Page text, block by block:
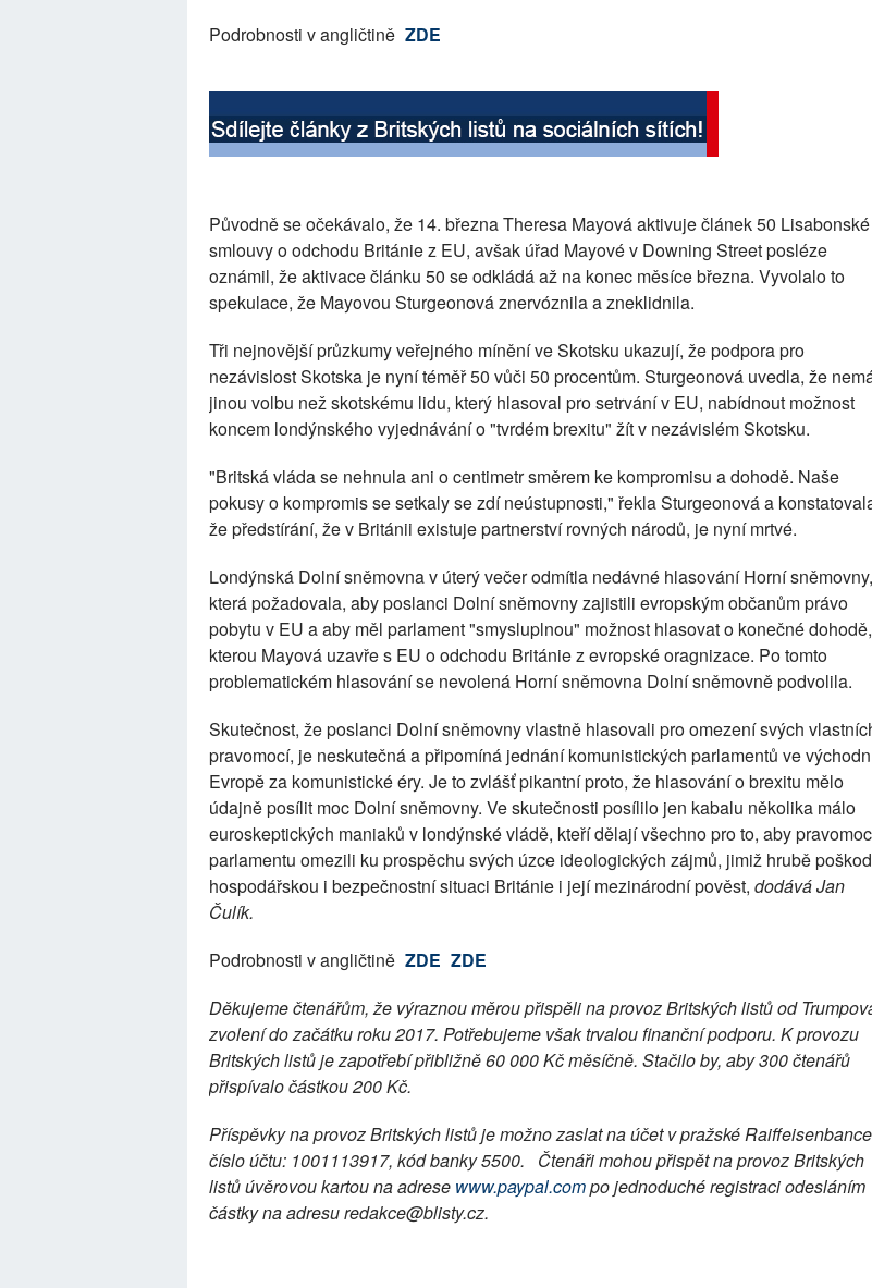
Podrobnosti v angličtině ZDE
Původně se očekávalo, že 14. března Theresa Mayová aktivuje článek 50 Lisabonské
smlouvy o odchodu Británie z EU, avšak úřad Mayové v Downing Street posléze
oznámil, že aktivace článku 50 se odkládá až na konec měsíce března. Vyvolalo to
spekulace, že Mayovou Sturgeonová znervóznila a zneklidnila.
Tři nejnovější průzkumy veřejného mínění ve Skotsku ukazují, že podpora pro
nezávislost Skotska je nyní téměř 50 vůči 50 procentům. Sturgeonová uvedla, že
jinou volbu než skotskému lidu, který hlasoval pro setrvání v EU, nabídnout možnost
koncem londýnského vyjednávání o "tvrdém brexitu" žít v nezávislém Skotsku.
"Britská vláda se nehnula ani o centimetr směrem ke kompromisu a dohodě. Naše
pokusy o kompromis se setkaly se zdí neústupnosti," řekla Sturgeonová a
že předstírání, že v Británii existuje partnerství rovných národů, je nyní mrtvé.
Londýnská Dolní sněmovna v úterý večer odmítla nedávné hlasování Horní sněmovny,
která požadovala, aby poslanci Dolní sněmovny zajistili evropským občanům právo
pobytu v EU a aby měl parlament "smysluplnou" možnost hlasovat o konečné dohodě,
kterou Mayová uzavře s EU o odchodu Británie z evropské oragnizace. Po tomto
problematickém hlasování se nevolená Horní sněmovna Dolní sněmovně podvolila.
Skutečnost, že poslanci Dolní sněmovny vlastně hlasovali pro omezení svých
pravomocí, je neskutečná a připomíná jednání komunistických parlamentů ve
Evropě za komunistické éry. Je to zvlášť pikantní proto, že hlasování o brexitu mělo
údajně posílit moc Dolní sněmovny. Ve skutečnosti posílilo jen kabalu několika málo
euroskeptických maniaků v londýnské vládě, kteří dělají všechno pro to, aby pravomoc
parlamentu omezili ku prospěchu svých úzce ideologických zájmů, jimiž hrubě
hospodářskou i bezpečnostní situaci Británie i její mezinárodní pověst, dodává Jan
Čulík.
Podrobnosti v angličtině ZDE ZDE
Děkujeme čtenářům, že výraznou měrou přispěli na provoz Britských listů od
zvolení do začátku roku 2017. Potřebujeme však trvalou finanční podporu. K provozu
Britských listů je zapotřebí přibližně 60 000 Kč měsíčně. Stačilo by, aby 300 čtenářů
přispívalo částkou 200 Kč.
Příspěvky na provoz Britských listů je možno zaslat na účet v pražské
číslo účtu: 1001113917, kód banky 5500. Čtenáři mohou přispět na provoz Britských
listů úvěrovou kartou na adrese www.paypal.compo jednoduché registraci odesláním
částky na adresu redakce@blisty.cz.